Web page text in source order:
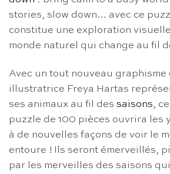
stories, slow down… avec ce
constitue une exploration
monde naturel qui change au fil
Avec un tout nouveau graphisme
illustratrice Freya Hartas
ses animaux au fil des saisons,
puzzle de 100 pièces ouvrira les
à de nouvelles façons de voir le
entoure ! Ils seront émerveillés,
par les merveilles des saisons